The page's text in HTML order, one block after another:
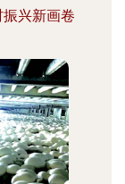
兴新画卷